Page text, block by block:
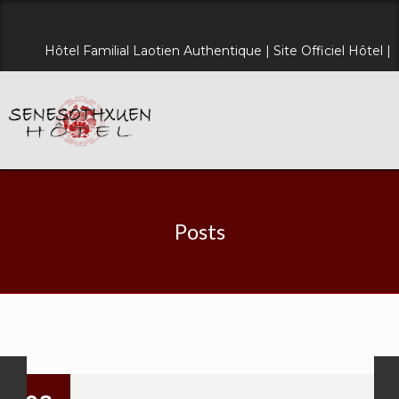
Hôtel Familial Laotien Authentique | Site Officiel Hôtel |
Posts